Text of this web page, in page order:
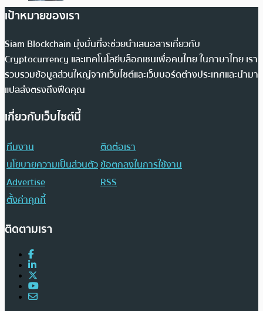
เป้าหมายของเรา
Siam Blockchain มุ่งมั่นที่จะช่วยนำเสนอสารเกี่ยวกับ
Cryptocurrency และเทคโนโลยีบล็อกเชนเพื่อคนไทย ในภาษาไทย เรา
รวบรวมข้อมูลส่วนใหญ่จากเว็บไซต์และเว็บบอร์ดต่างประเทศและนำมา
แปลส่งตรงถึงฟีดคุณ
เกี่ยวกับเว็บไซต์นี้
ทีมงาน
ติดต่อเรา
นโยบายความเป็นส่วนตัวข้อตกลงในการใช้งาน
Advertise
RSS
ตั้งค่าคุกกี้
ติดตามเรา